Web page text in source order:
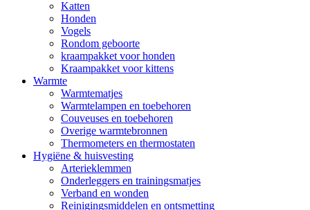
Katten
Honden
Vogels
Rondom geboorte
kraampakket voor honden
Kraampakket voor kittens
Warmte
Warmtematjes
Warmtelampen en toebehoren
Couveuses en toebehoren
Overige warmtebronnen
Thermometers en thermostaten
Hygiëne & huisvesting
Arterieklemmen
Onderleggers en trainingsmatjes
Verband en wonden
Reinigingsmiddelen en ontsmetting